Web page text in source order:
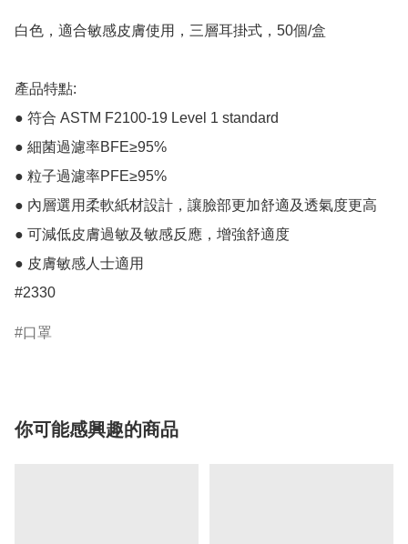
白色，適合敏感皮膚使用，三層耳掛式，50個/盒
產品特點:
● 符合 ASTM F2100-19 Level 1 standard
● 細菌過濾率BFE≥95%
● 粒子過濾率PFE≥95%
● 內層選用柔軟紙材設計，讓臉部更加舒適及透氣度更高
● 可減低皮膚過敏及敏感反應，增強舒適度
● 皮膚敏感人士適用
口罩
你可能感興趣的商品